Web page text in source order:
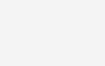
mit E3S Connect.